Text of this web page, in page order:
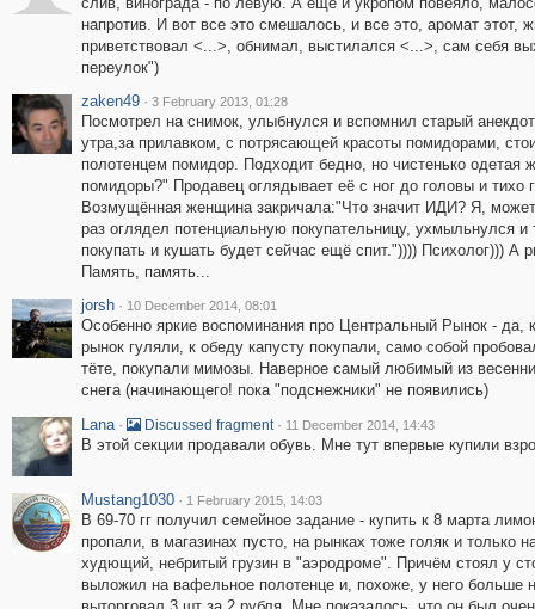
напротив. И вот все это смешалось, и все это, аромат этот,
приветствовал <...>, обнимал, выстилался <...>, сам себя
переулок")
zaken49 · 3 February 2013, 01:28
Посмотрел на снимок, улыбнулся и вспомнил старый
утра,за прилавком, с потрясающей красоты помидорами,
полотенцем помидор. Подходит бедно, но чистенько
помидоры?" Продавец оглядывает её с ног до головы и
Возмущённая женщина закричала:"Что значит ИДИ? Я,
раз оглядел потенциальную покупательницу, ухмыльнулся
покупать и кушать будет сейчас ещё спит.")))) Психолог))) А
Память, память...
jorsh · 10 December 2014, 08:01
Особенно яркие воспоминания про Центральный Рынок - да,
рынок гуляли, к обеду капусту покупали, само собой
тёте, покупали мимозы. Наверное самый любимый из
снега (начинающего! пока "подснежники" не появились)
Lana · Discussed fragment · 11 December 2014, 14:43
В этой секции продавали обувь. Мне тут впервые купили
Mustang1030 · 1 February 2015, 14:03
В 69-70 гг получил семейное задание - купить к 8 марта
пропали, в магазинах пусто, на рынках тоже голяк и
худющий, небритый грузин в "аэродроме". Причём стоял у
выложил на вафельное полотенце и, похоже, у него больше